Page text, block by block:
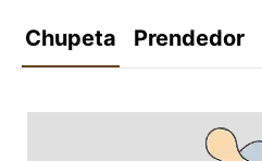
Chupeta Prendedor